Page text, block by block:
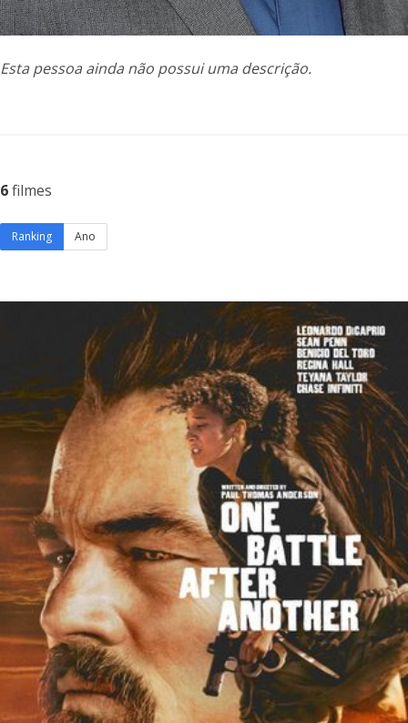
Esta pessoa ainda não possui uma descrição.
6filmes
Ranking Ano